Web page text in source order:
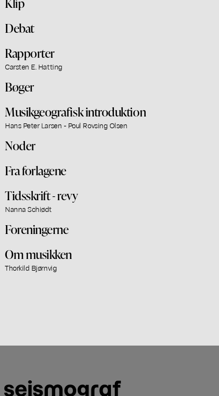
Debat
Rapporter
Carsten E. Hatting
Bøger
Musikgeografisk introduktion
Hans Peter Larsen - Poul Rovsing Olsen
Noder
Fra forlagene
Tidsskrift - revy
Nanna Schiødt
Foreningerne
Om musikken
Thorkild Bjørnvig